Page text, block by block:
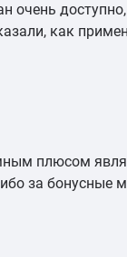
очень
как
плюсом
за